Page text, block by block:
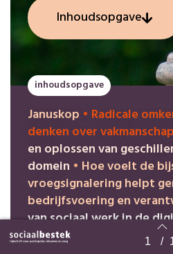
Terug naar overzicht 1 /
Inhoudsopgave
inhoudsopgave
Januskop • Radicale
denken over vakmanschap
en oplossen van
domein • Hoe voelt de
vroegsignalering helpt
bedrijfsvoering en
van sociaal werk in de
samenleving